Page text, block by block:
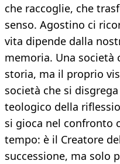
che raccoglie, che
senso. Agostino ci
vita dipende dalla
memoria. Una società
storia, ma il proprio
società che si
teologico della
si gioca nel confronto
tempo: è il Creatore
successione, ma solo